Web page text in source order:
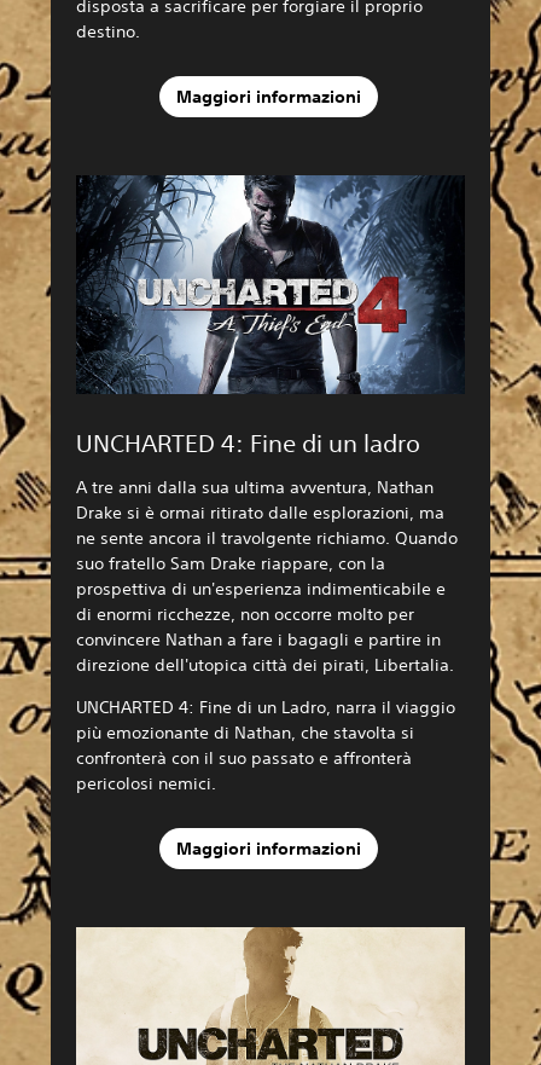
disposta a sacrificare per forgiare il proprio
destino.
Maggiori informazioni
UNCHARTED 4: Fine di un ladro
A tre anni dalla sua ultima avventura, Nathan
Drake si è ormai ritirato dalle esplorazioni, ma
ne sente ancora il travolgente richiamo. Quando
suo fratello Sam Drake riappare, con la
prospettiva di un'esperienza indimenticabile e
di enormi ricchezze, non occorre molto per
convincere Nathan a fare i bagagli e partire in
direzione dell'utopica città dei pirati, Libertalia.
UNCHARTED 4: Fine di un Ladro, narra il viaggio
più emozionante di Nathan, che stavolta si
confronterà con il suo passato e affronterà
pericolosi nemici.
Maggiori informazioni